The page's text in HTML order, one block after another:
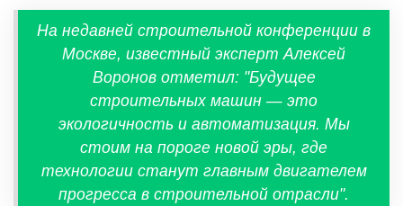
На недавней строительной конференции в
Москве, известный эксперт Алексей
Воронов отметил: "Будущее
строительных машин — это
экологичность и автоматизация. Мы
стоим на пороге новой эры, где
технологии станут главным двигателем
прогресса в строительной отрасли".